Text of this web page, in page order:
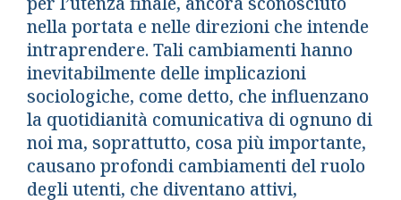
nella portata e nelle direzioni che intende
intraprendere. Tali cambiamenti hanno
inevitabilmente delle implicazioni
sociologiche, come detto, che influenzano
la quotidianità comunicativa di ognuno di
noi ma, soprattutto, cosa più importante,
causano profondi cambiamenti del ruolo
degli utenti, che diventano attivi,